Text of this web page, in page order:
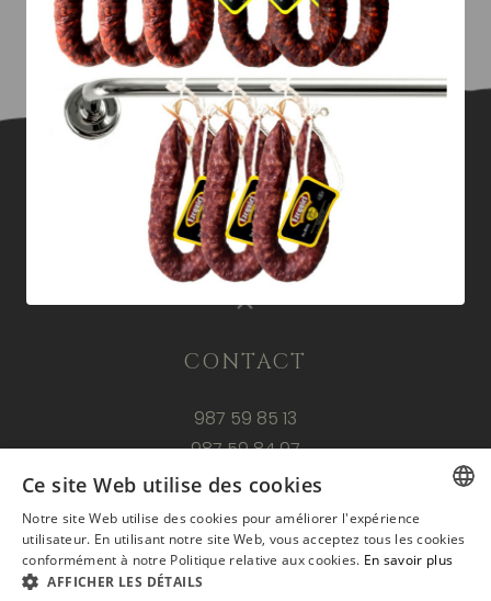
1 2
Ezequiel
CONTACT
987 59 85 13
987 59 84 97
atencionalcliente@embutidosezequiel.es
Ctra. Nacional 630, km 99,5,
24680 Villamanín, León
SPANISH
ENGLISH
Ce site Web utilise des cookies
Notre site Web utilise des cookies pour améliorer l'expérience
utilisateur. En utilisant notre site Web, vous acceptez tous les cookies
conformément à notre Politique relative aux cookies. En savoir plus
AFFICHER LES DÉTAILS